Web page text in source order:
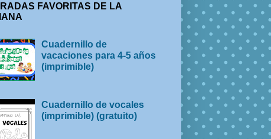
FAVORITAS DE LA
Cuadernillo de
vacaciones para 4-5 años
(imprimible)
Cuadernillo de vocales
(imprimible) (gratuito)